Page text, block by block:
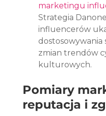
marketingu
Strategia
influencerów
dostosowywania
zmian trendów
kulturowych.
Pomiary
reputacja i